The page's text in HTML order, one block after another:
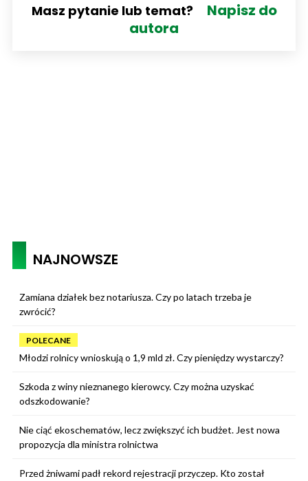
Masz pytanie lub temat?
Napisz do
autora
NAJNOWSZE
Zamiana działek bez notariusza. Czy po latach trzeba je
zwrócić?
POLECANE
Młodzi rolnicy wnioskują o 1,9 mld zł. Czy pieniędzy wystarczy?
Szkoda z winy nieznanego kierowcy. Czy można uzyskać
odszkodowanie?
Nie ciąć ekoschematów, lecz zwiększyć ich budżet. Jest nowa
propozycja dla ministra rolnictwa
Przed żniwami padł rekord rejestracji przyczep. Kto został